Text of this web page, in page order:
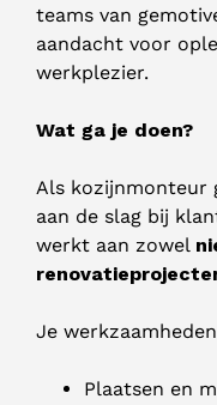
teams van
aandacht voor
werkplezier.
Wat ga je doen?
Als kozijnmonteur
aan de slag bij
werkt aan zowel
Je
Plaatsen en